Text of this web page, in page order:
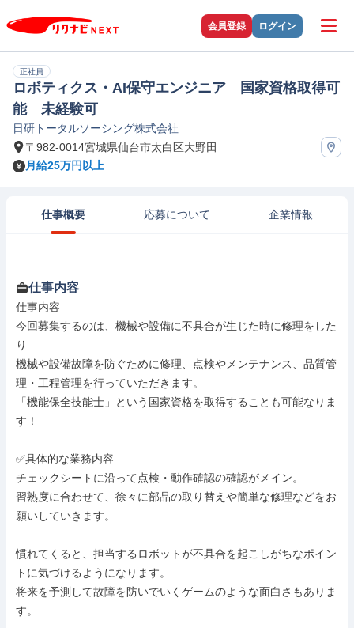
会員登録 ログイン
正社員
ロボティクス・AI保守エンジニア 国家資格取得可
能 未経験可
日研トータルソーシング株式会社
〒982-0014宮城県仙台市太白区大野田
月給25万円以上
仕事概要 応募について 企業情報
仕事内容
仕事内容
今回募集するのは、機械や設備に不具合が生じた時に修理をした
り
機械や設備故障を防ぐために修理、点検やメンテナンス、品質管
理・工程管理を行っていただきます。
「機能保全技能士」という国家資格を取得することも可能なりま
す！
✅具体的な業務内容
チェックシートに沿って点検・動作確認の確認がメイン。
習熟度に合わせて、徐々に部品の取り替えや簡単な修理などをお
願いしていきます。
慣れてくると、担当するロボットが不具合を起こしがちなポイン
トに気づけるようになります。
将来を予測して故障を防いでいくゲームのような面白さもありま
す。